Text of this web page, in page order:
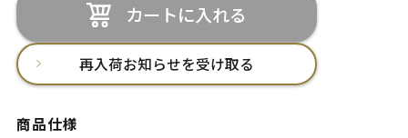
カートに入れる
再入荷お知らせを受け取る
商品仕様